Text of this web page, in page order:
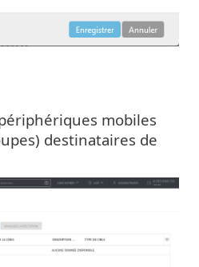
mobiles
destinataires de